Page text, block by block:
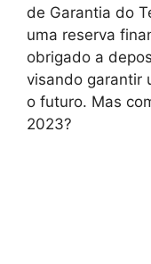
de Garantia do
uma reserva
obrigado a
visando garantir
o futuro. Mas
2023?